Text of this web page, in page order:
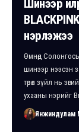
Шинээр
нэрлэжээ
Өмнөд
шинээр нээсэн
төрөл зүйл нь
ухааны нэрийг
Янжиндулам